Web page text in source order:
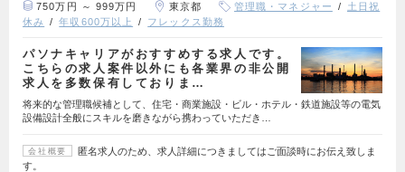
750万円 ～ 999万円 東京都 管理職・マネジャー
土日祝
休み
年収600万以上 フレックス勤務
パソナキャリアがおすすめする求人です。
こちらの求人案件以外にも各業界の非公開
求人を多数保有しておりま…
将来的な管理職候補として、住宅・商業施設・ビル・ホテル・鉄道施設等の電気
設備設計全般にスキルを磨きながら携わっていただき…
会社概要
匿名求人のため、求人詳細につきましてはご面談時にお伝え致しま
す。